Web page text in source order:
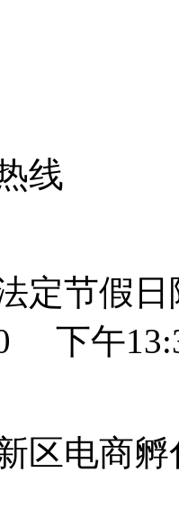
线
定节假
下午
区电商孵